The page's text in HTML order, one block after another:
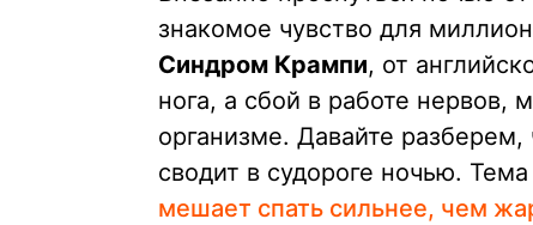
знакомое чувство для
Синдром Крампи, от
нога, а сбой в работе нервов,
организме. Давайте
сводит в судороге ночью.
мешает спать сильнее, чем